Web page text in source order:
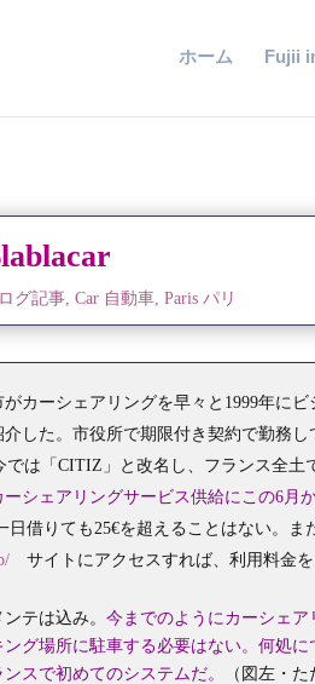
ホーム Fujii
グ記事,Car 自動車,Paris パリ
カーシェアリングを早々と1999年に
介した。市役所で期限付き契約で勤務
では「CITIZ」と改名し、フランス全
ーシェアリングサービス供給にこの6月
日借りても25€を超えることはない。
サイトにアクセスすれば、利用料金を
ンテは込み。今までのようにカーシェア
グ場所に駐車する必要はない。何処に
スで初めてのシステムだ。
（図左・た